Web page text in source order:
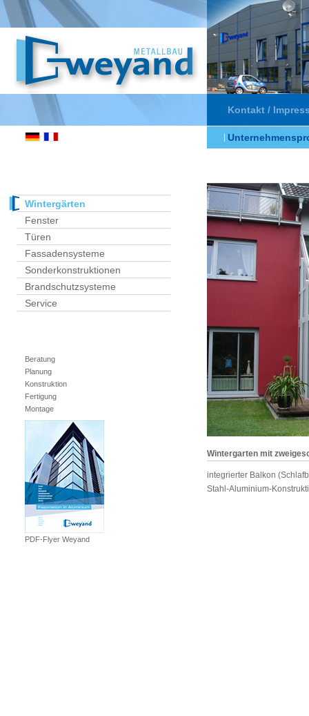
Kontakt /
Wintergärten
Fenster
Türen
Fassadensysteme
Sonderkonstruktionen
Brandschutzsysteme
Service
Beratung
Planung
Konstruktion
Fertigung
Montage
PDF-Flyer Weyand
Wintergarten mit
integrierter Balkon
Stahl-Aluminium-